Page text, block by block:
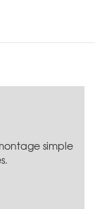
simple